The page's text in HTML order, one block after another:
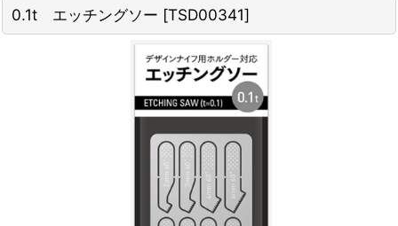
0.1t エッチングソー [TSD00341]